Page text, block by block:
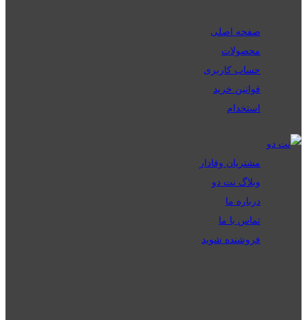
صفحه اصلی
محصولات
حساب کاربری
قوانین خرید
استخدام
مشتریان وفادار
وبلاگ نت دو
درباره ما
تماس با ما
فروشنده شوید